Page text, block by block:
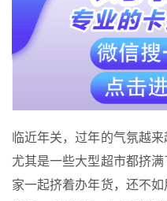
临近年关，过年的气氛越
尤其是一些大型超市都挤
家一起挤着办年货，还不如